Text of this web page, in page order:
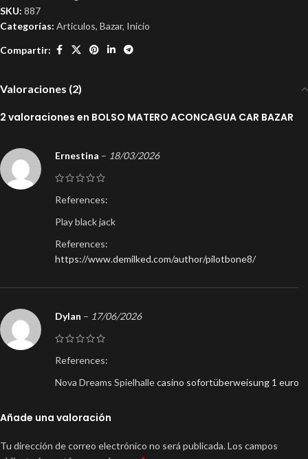
SKU: 887
Categorías: Articulos, Bazar, Inicio
Compartir:
Valoraciones (2)
2 valoraciones en BOLSO MATERO ACONCAGUA CAR BAZAR
Ernestina – 18/03/2026
References:
Play black jack
References:
https://www.demilked.com/author/pilotbone8/
Dylan – 17/06/2026
References:
Nova Dreams Spielhallecasino sofortüberweisung 1 euro
Añade una valoración
Tu dirección de correo electrónico no será publicada.Los campos